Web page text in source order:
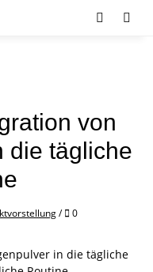
von
die tägliche
/ Kommentare
0